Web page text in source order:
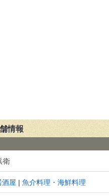
情報
衛
酒屋 魚介料理・海鮮料理